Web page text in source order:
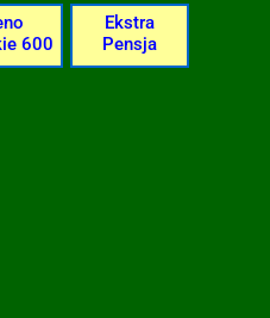
600
Ekstra
Pensja